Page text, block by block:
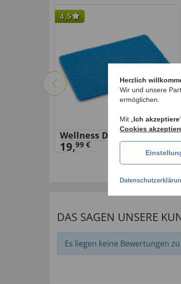
4,5
Wellness Duschmatte
19,99 €
DAS SAGEN UNSERE
Es liegen keine Bewertungen
Herzlich
Wir und unsere
ermöglichen.
Mit „ Ich akzeptiere
Cookies